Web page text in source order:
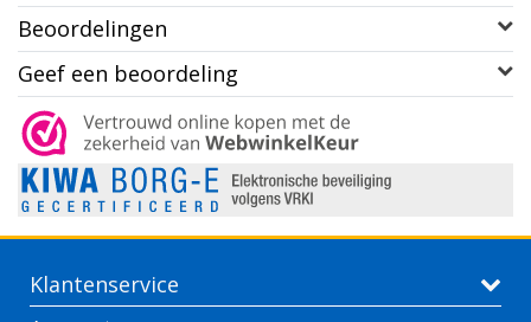
Beoordelingen
Geef een beoordeling
Klantenservice